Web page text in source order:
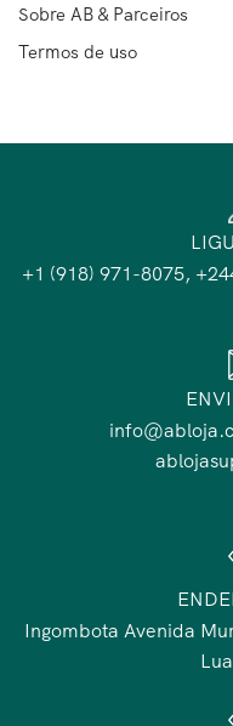
Sobre AB & Parceiros
Termos de uso
+1 (918) 971-8075,
Ingombota Avenida